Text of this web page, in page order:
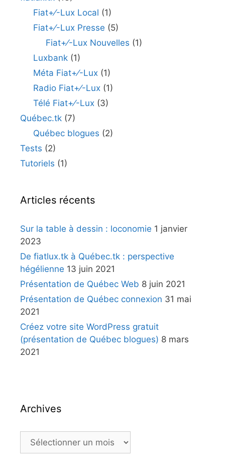
Fiat+⁄-Lux Local (1)
Fiat+⁄-Lux Presse (5)
Fiat+⁄-Lux Nouvelles (1)
Luxbank(1)
Méta Fiat+⁄-Lux(1)
Radio Fiat+⁄-Lux(1)
Télé Fiat+⁄-Lux(3)
Québec.tk (7)
Québec blogues (2)
Tests (2)
Tutoriels (1)
Articles récents
Sur la table à dessin : loconomie 1 janvier
2023
De fiatlux.tk à Québec.tk : perspective
hégélienne 13 juin 2021
Présentation de Québec Web 8 juin 2021
Présentation de Québec connexion 31 mai
2021
Créez votre site WordPress gratuit
(présentation de Québec blogues) 8 mars
2021
Archives